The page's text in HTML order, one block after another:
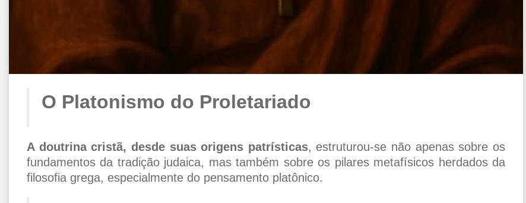
O Platonismo do Proletariado
A doutrina cristã, desde suas origens patrísticas, estruturou-se não apenas sobre os
fundamentos da tradição judaica, mas também sobre os pilares metafísicos herdados da
filosofia grega, especialmente do pensamento platônico.